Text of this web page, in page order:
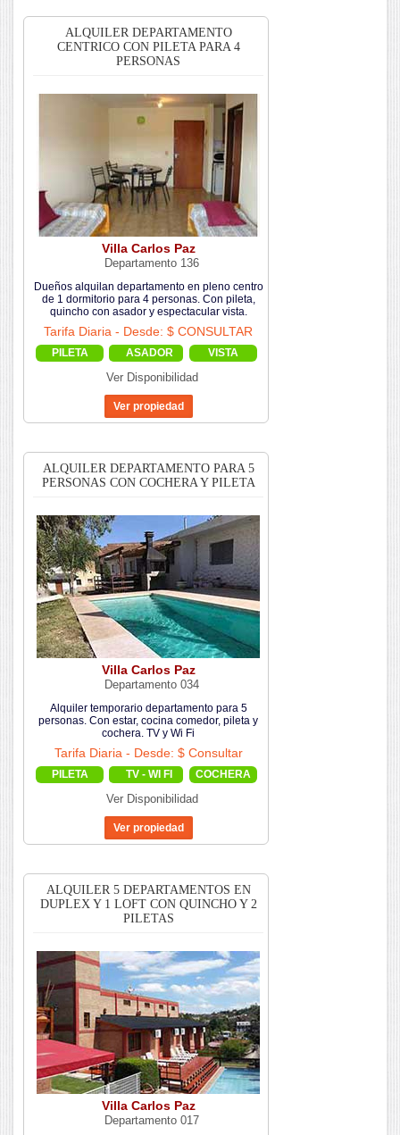
ALQUILER DEPARTAMENTO
CENTRICO CON PILETA PARA 4
PERSONAS
Villa Carlos Paz
Departamento 136
Dueños alquilan departamento en pleno centro
de 1 dormitorio para 4 personas. Con pileta,
quincho con asador y espectacular vista.
Tarifa Diaria - Desde: $ CONSULTAR
PILETA ASADOR VISTA
Ver Disponibilidad
ALQUILER DEPARTAMENTO PARA 5
PERSONAS CON COCHERA Y PILETA
Villa Carlos Paz
Departamento 034
Alquiler temporario departamento para 5
personas. Con estar, cocina comedor, pileta y
cochera. TV y Wi Fi
Tarifa Diaria - Desde: $ Consultar
PILETA TV - WI FI COCHERA
Ver Disponibilidad
ALQUILER 5 DEPARTAMENTOS EN
DUPLEX Y 1 LOFT CON QUINCHO Y 2
PILETAS
Villa Carlos Paz
Departamento 017